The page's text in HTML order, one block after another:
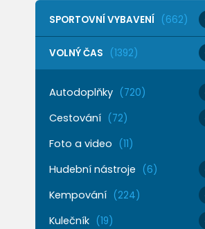
SPORTOVNÍ VYBAVENÍ (662)
VOLNÝ ČAS (1392)
Autodoplňky (720)
Cestování (72)
Foto a video (11)
Hudební nástroje (6)
Kempování (224)
Kulečník (19)